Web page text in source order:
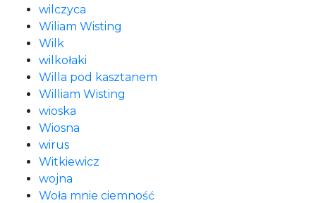
wilczyca
Wiliam Wisting
Wilk
wilkołaki
Willa pod kasztanem
William Wisting
wioska
Wiosna
wirus
Witkiewicz
wojna
Woła mnie ciemność